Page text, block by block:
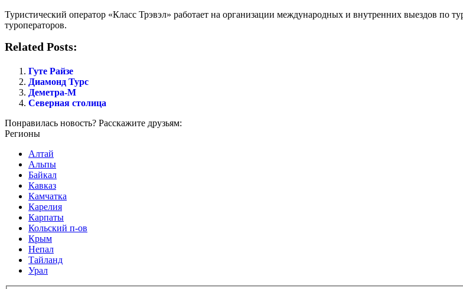
Туристический оператор «Класс Трэвэл» работает на организации международных и внутренних выездов по
туроператоров.
Related Posts:
Гуте Райзе
Диамонд Турс
Деметра-М
Северная столица
Понравилась новость? Расскажите друзьям:
Регионы
Алтай
Альпы
Байкал
Кавказ
Камчатка
Карелия
Карпаты
Кольский п-ов
Крым
Непал
Тайланд
Урал